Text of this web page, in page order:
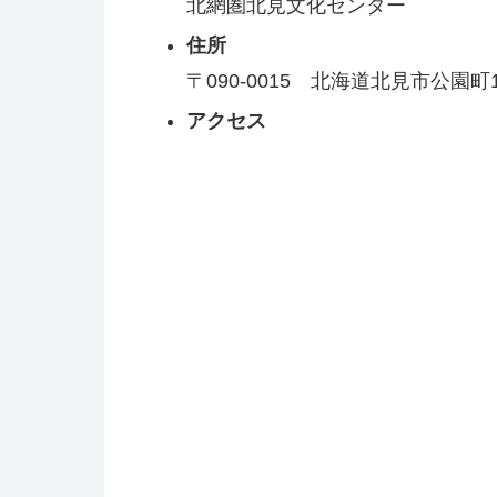
北網圏北見文化センター
住所
〒090-0015 北海道北見市公園
アクセス